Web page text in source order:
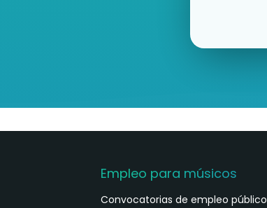
Empleo para músicos
Convocatorias de empleo público